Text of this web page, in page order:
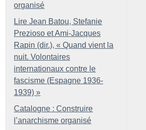
organisé
Lire Jean Batou, Stefanie
Prezioso et Ami-Jacques
Rapin (dir.), « Quand vient la
nuit. Volontaires
internationaux contre le
fascisme (Espagne 1936-
1939) »
Catalogne : Construire
l’anarchisme organisé